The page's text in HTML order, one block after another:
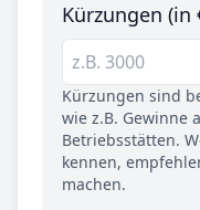
Kürzungen (in
Kürzungen sind
wie z.B. Gewinne
Betriebsstätten.
kennen,
machen.